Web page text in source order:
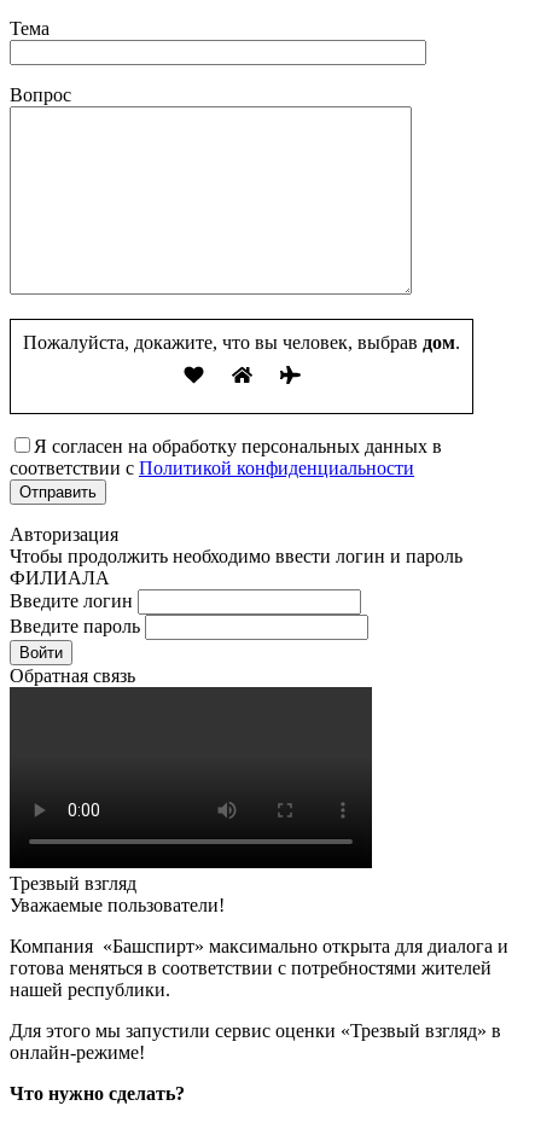
Тема
Вопрос
Пожалуйста, докажите, что вы человек, выбрав дом.
Я согласен на обработку персональных данных в
соответствии с Политикой конфиденциальности
Авторизация
Чтобы продолжить необходимо ввести логин и пароль
ФИЛИАЛА
Введите логин
Введите пароль
Войти
Обратная связь
Трезвый взгляд
Уважаемые пользователи!
Компания «Башспирт» максимально открыта для диалога и
готова меняться в соответствии с потребностями жителей
нашей республики.
Для этого мы запустили сервис оценки «Трезвый взгляд» в
онлайн-режиме!
Что нужно сделать?